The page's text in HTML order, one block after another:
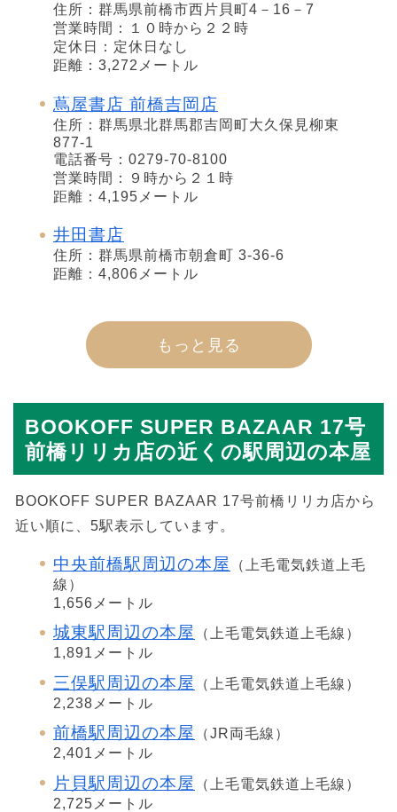
住所：群馬県前橋市西片貝町4－16－7
営業時間：１０時から２２時
定休日：定休日なし
距離：3,272メートル
蔦屋書店 前橋吉岡店
住所：群馬県北群馬郡吉岡町大久保見柳東
877-1
電話番号：0279-70-8100
営業時間：９時から２１時
距離：4,195メートル
井田書店
住所：群馬県前橋市朝倉町 3-36-6
距離：4,806メートル
もっと見る
BOOKOFF SUPER BAZAAR 17号
前橋リリカ店の近くの駅周辺の本屋
BOOKOFF SUPER BAZAAR 17号前橋リリカ店から
近い順に、5駅表示しています。
中央前橋駅周辺の本屋
（上毛電気鉄道上毛
線）
1,656メートル
城東駅周辺の本屋
（上毛電気鉄道上毛線）
1,891メートル
三俣駅周辺の本屋
（上毛電気鉄道上毛線）
2,238メートル
前橋駅周辺の本屋
（JR両毛線）
2,401メートル
片貝駅周辺の本屋
（上毛電気鉄道上毛線）
2,725メートル